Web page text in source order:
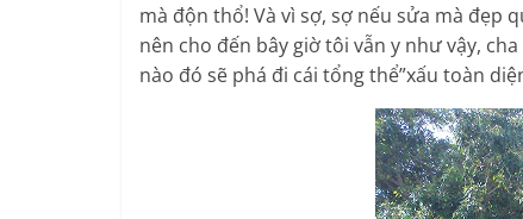
mà độn thổ! Và vì sợ, sợ nếu sửa mà
nên cho đến bây giờ tôi vẫn y như vậy,
nào đó sẽ phá đi cái tổng thể”xấu toàn